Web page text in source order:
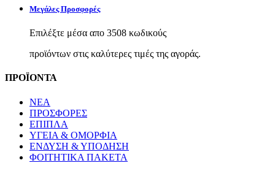
Μεγάλες Προσφορές
Επιλέξτε μέσα απο 3508 κωδικούς
προϊόντων στις καλύτερες τιμές της αγοράς.
ΠΡΟΪΟΝΤΑ
ΝΕΑ
ΠΡΟΣΦΟΡΕΣ
ΕΠΙΠΛΑ
ΥΓΕΙΑ & ΟΜΟΡΦΙΑ
ΕΝΔΥΣΗ & ΥΠΟΔΗΣΗ
ΦΟΙΤΗΤΙΚΑ ΠΑΚΕΤΑ